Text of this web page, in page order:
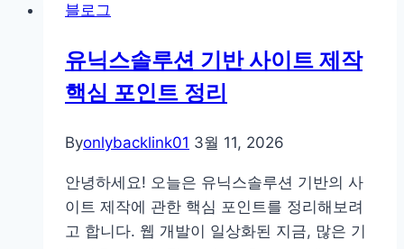
롯
게
이
가
이
드
블로그
유닉스솔루션 기반 사이트 제작
핵심 포인트 정리
Byonlybacklink01 3월 11, 2026
안녕하세요! 오늘은 유닉스솔루션 기반의 사
이트 제작에 관한 핵심 포인트를 정리해보려
고 합니다. 웹 개발이 일상화된 지금, 많은 기